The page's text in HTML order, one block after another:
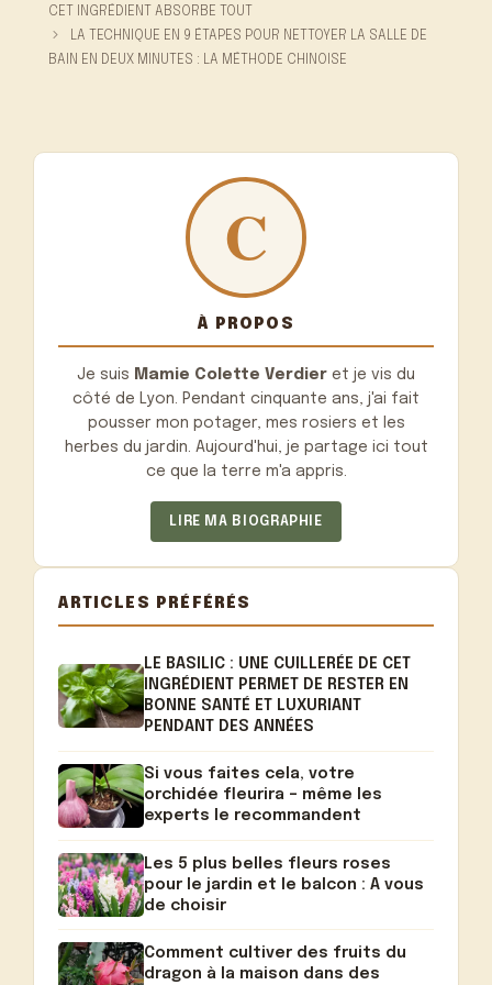
CET INGRÉDIENT ABSORBE TOUT
LA TECHNIQUE EN 9 ÉTAPES POUR NETTOYER LA SALLE DE
BAIN EN DEUX MINUTES : LA MÉTHODE CHINOISE
À PROPOS
Je suis Mamie Colette Verdier et je vis du
côté de Lyon. Pendant cinquante ans, j'ai fait
pousser mon potager, mes rosiers et les
herbes du jardin. Aujourd'hui, je partage ici tout
ce que la terre m'a appris.
LIRE MA BIOGRAPHIE
ARTICLES PRÉFÉRÉS
LE BASILIC : UNE CUILLERÉE DE CET
INGRÉDIENT PERMET DE RESTER EN
BONNE SANTÉ ET LUXURIANT
PENDANT DES ANNÉES
Si vous faites cela, votre
orchidée fleurira – même les
experts le recommandent
Les 5 plus belles fleurs roses
pour le jardin et le balcon : A vous
de choisir
Comment cultiver des fruits du
dragon à la maison dans des